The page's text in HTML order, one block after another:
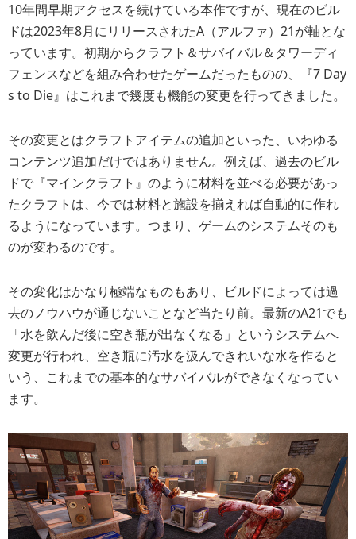
10年間早期アクセスを続けている本作ですが、現在のビル
ドは2023年8月にリリースされたA（アルファ）21が軸とな
っています。初期からクラフト＆サバイバル＆タワーディ
フェンスなどを組み合わせたゲームだったものの、『7 Day
s to Die』はこれまで幾度も機能の変更を行ってきました。
その変更とはクラフトアイテムの追加といった、いわゆる
コンテンツ追加だけではありません。例えば、過去のビル
ドで『マインクラフト』のように材料を並べる必要があっ
たクラフトは、今では材料と施設を揃えれば自動的に作れ
るようになっています。つまり、ゲームのシステムそのも
のが変わるのです。
その変化はかなり極端なものもあり、ビルドによっては過
去のノウハウが通じないことなど当たり前。最新のA21でも
「水を飲んだ後に空き瓶が出なくなる」というシステムへ
変更が行われ、空き瓶に汚水を汲んできれいな水を作ると
いう、これまでの基本的なサバイバルができなくなってい
ます。